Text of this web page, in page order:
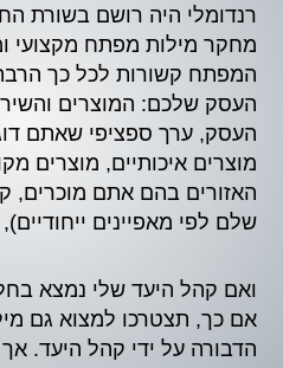
רנדומלי היה רושם בשורת
מחקר מילות מפתח מקצועי
המפתח קשורות לכל כך
העסק שלכם: המוצרים
העסק, ערך ספציפי שאתם
מוצרים איכותיים, מוצרים
האזורים בהם אתם מוכרים,
שלם לפי מאפיינים
ואם קהל היעד שלי נמצא
אם כך, תצטרכו למצוא גם
הדבורה על ידי קהל היעד.